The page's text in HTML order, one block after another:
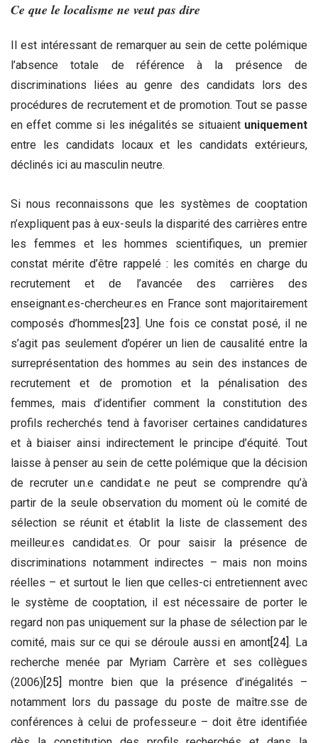
Ce que le localisme ne veut pas dire
Il est intéressant de remarquer au sein de cette polémique
l’absence totale de référence à la présence de
discriminations liées au genre des candidats lors des
procédures de recrutement et de promotion. Tout se passe
en effet comme si les inégalités se situaient uniquement
entre les candidats locaux et les candidats extérieurs,
déclinés ici au masculin neutre.
Si nous reconnaissons que les systèmes de cooptation
n’expliquent pas à eux-seuls la disparité des carrières entre
les femmes et les hommes scientifiques, un premier
constat mérite d’être rappelé : les comités en charge du
recrutement et de l’avancée des carrières des
enseignant.es-chercheur.es en France sont majoritairement
composés d’hommes [23] . Une fois ce constat posé, il ne
s’agit pas seulement d’opérer un lien de causalité entre la
surreprésentation des hommes au sein des instances de
recrutement et de promotion et la pénalisation des
femmes, mais d’identifier comment la constitution des
profils recherchés tend à favoriser certaines candidatures
et à biaiser ainsi indirectement le principe d’équité. Tout
laisse à penser au sein de cette polémique que la décision
de recruter un.e candidat.e ne peut se comprendre qu’à
partir de la seule observation du moment où le comité de
sélection se réunit et établit la liste de classement des
meilleur.es candidat.es. Or pour saisir la présence de
discriminations notamment indirectes – mais non moins
réelles – et surtout le lien que celles-ci entretiennent avec
le système de cooptation, il est nécessaire de porter le
regard non pas uniquement sur la phase de sélection par le
comité, mais sur ce qui se déroule aussi en amont [24]. La
recherche menée par Myriam Carrère et ses collègues
(2006) [25]
montre bien que la présence d’inégalités –
notamment lors du passage du poste de maître.sse de
conférences à celui de professeur.e – doit être identifiée